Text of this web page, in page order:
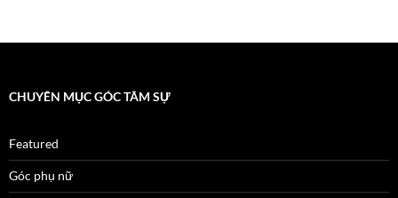
CHUYÊN MỤC GÓC TÂM SỰ
Featured
Góc phụ nữ